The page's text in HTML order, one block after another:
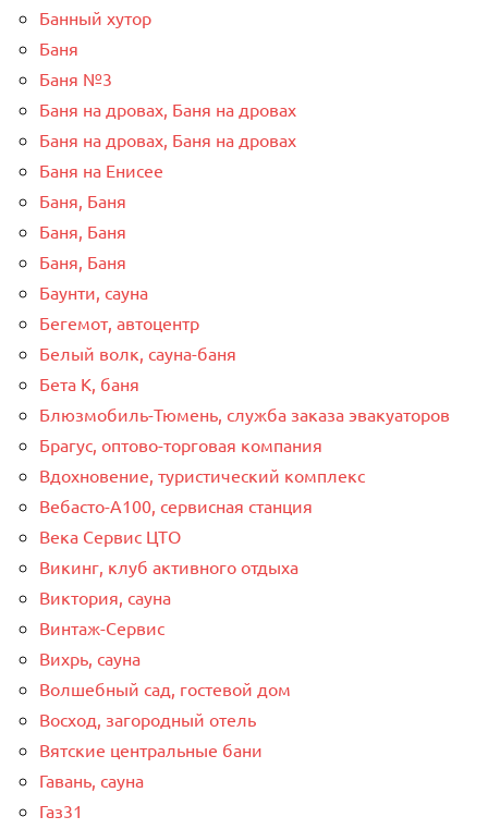
Банный хутор
Баня
Баня №3
Баня на дровах, Баня на дровах
Баня на дровах, Баня на дровах
Баня на Енисее
Баня, Баня
Баня, Баня
Баня, Баня
Баунти, сауна
Бегемот, автоцентр
Белый волк, сауна-баня
Бета К, баня
Блюзмобиль-Тюмень, служба заказа эвакуаторов
Брагус, оптово-торговая компания
Вдохновение, туристический комплекс
Вебасто-А100, сервисная станция
Века Сервис ЦТО
Викинг, клуб активного отдыха
Виктория, сауна
Винтаж-Сервис
Вихрь, сауна
Волшебный сад, гостевой дом
Восход, загородный отель
Вятские центральные бани
Гавань, сауна
Газ31